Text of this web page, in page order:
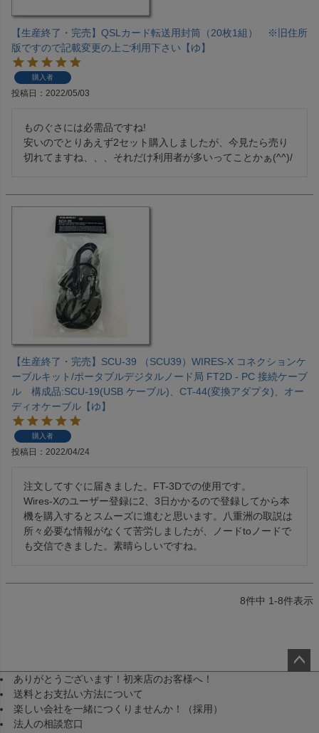
【生産終了・完売】QSLカード転送用封筒（20枚1組） ※旧住所
版ですので記載変更の上ご利用下さい【ゆ】
購入者
投稿日 2022/05/03
ものぐさには必需品ですね!
安いのでとりあえず2セット購入しましたが、今見たら売り
切れてますね、、、それだけ利用者が多いってことかぁ(^^)/
【生産終了・完売】SCU-39 （SCU39）WIRES-X コネクションケ
ーブルキット/ポータブルデジタルノード局 FT2D - PC 接続ケーブ
ル 構成品:SCU-19(USB ケーブル)、CT-44(変換アダプタ)、オー
ディオケーブル【ゆ】
購入者
投稿日 2022/04/24
注文してすぐに届きました。FT-3Dでの使用です。
Wires-Xのユーザー登録に2、3日かかるので登録してから本
機を購入するとスムーズに進むと思います。八重洲の取説は
所々必要な情報がなくて苦労しましたが、ノードtoノードで
も交信できました。素晴らしいですね。
8件中 1-8件表示
ありがとうございます！初来店のお客様へ！
送料とお支払い方法について
楽しい会社を一緒につくりませんか！（採用）
法人の相談窓口